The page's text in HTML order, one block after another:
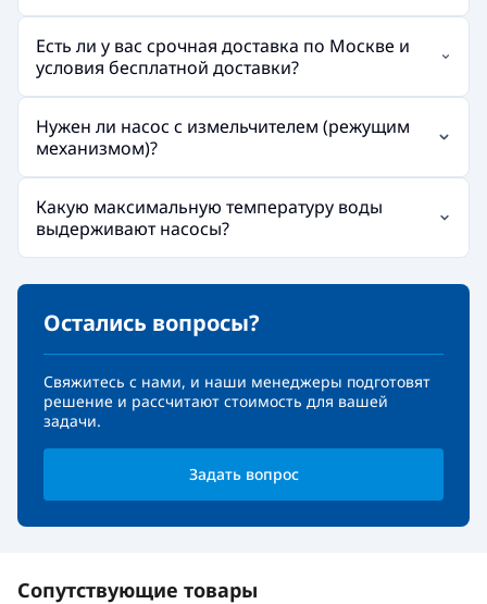
Есть ли у вас срочная доставка по Москве и
условия бесплатной доставки?
Нужен ли насос с измельчителем (режущим
механизмом)?
Какую максимальную температуру воды
выдерживают насосы?
Остались вопросы?
Свяжитесь с нами, и наши менеджеры подготовят
решение и рассчитают стоимость для вашей
задачи.
Задать вопрос
Сопутствующие товары